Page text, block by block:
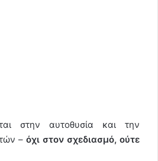
στην αυτοθυσία και την
– όχι στον σχεδιασμό, ούτε